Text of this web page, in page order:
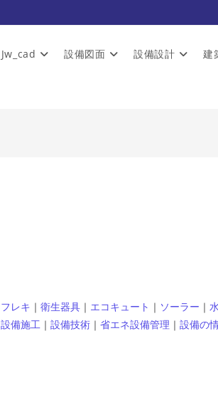
Jw_cad 設備図面 設備設計 建
フレキ ｜ 衛生器具 ｜ エコキュート ｜ ソーラー ｜
設備施工 ｜ 設備技術 ｜ 省エネ設備管理 ｜ 設備の